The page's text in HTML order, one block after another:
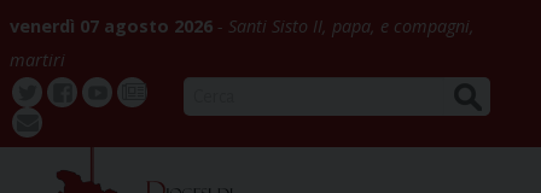
content
venerdì 07 agosto 2026
Santi Sisto II, papa, e compagni,
martiri
Twitter
Buona
webmail